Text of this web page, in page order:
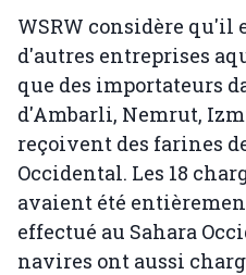
WSRW considère qu'il
d'autres entreprises
que des importateurs
d'Ambarli, Nemrut,
reçoivent des farines
Occidental. Les 18
avaient été
effectué au Sahara
navires ont aussi